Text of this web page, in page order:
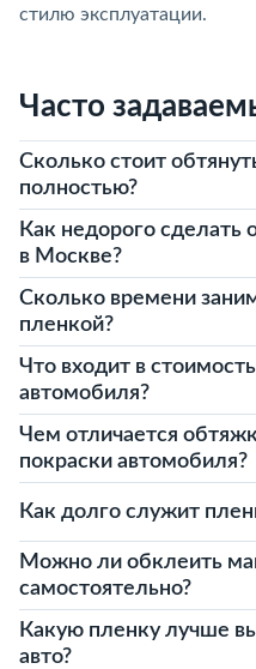
стилю эксплуатации.
Часто
Сколько стоит
полностью?
Как недорого сделать
в Москве?
Сколько времени
пленкой?
Что входит в
автомобиля?
Чем отличается
покраски автомобиля?
Как долго служит
Можно ли обклеить
самостоятельно?
Какую пленку лучше
авто?